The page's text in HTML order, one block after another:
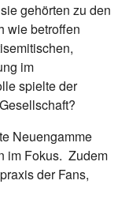
gehörten zu den
wie betroffen
im
spielte der
Neuengamme
im Fokus. Zudem
der Fans,